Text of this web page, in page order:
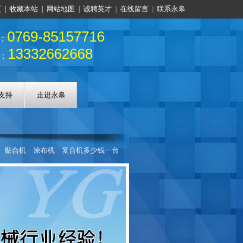
收藏本站 网站地图 诚聘英才 在线留言 联系永皋
0769-85157716
13332662668
持 走进永皋
贴合机 涂布机
复合机多少钱一台